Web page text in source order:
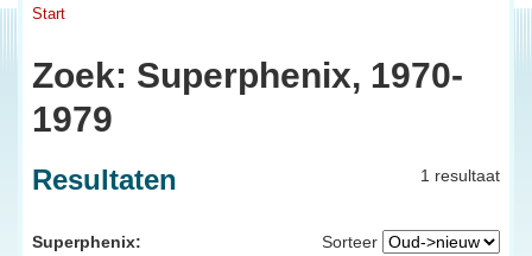
Start
Zoek: Superphenix, 1970-
1979
1 resultaat
Resultaten
Sorteer
Superphenix: